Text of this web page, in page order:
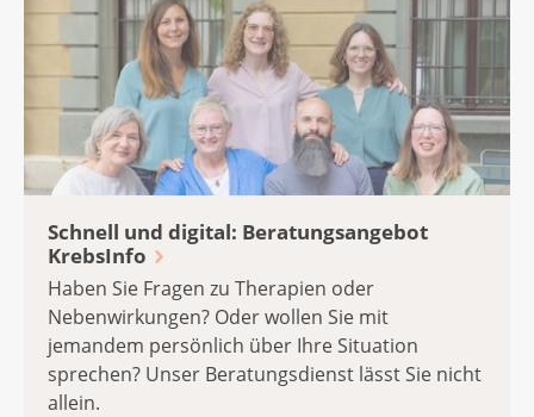
Schnell und digital: Beratungsangebot
KrebsInfo
Haben Sie Fragen zu Therapien oder
Nebenwirkungen? Oder wollen Sie mit
jemandem persönlich über Ihre Situation
sprechen? Unser Beratungsdienst lässt Sie nicht
allein.